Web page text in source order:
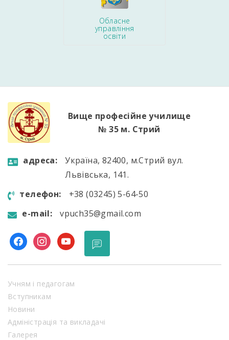
Обласне
управління
освіти
Вище професійне училище
№ 35 м. Стрий
aдресa:
Україна, 82400, м.Стрий вул.
Львівська, 141.
телефон:
+38 (03245) 5-64-50
e-mail:
vpuch35@gmail.com
facebookinstagram
youtube
Учням і педагогам
Вступникам
Новини
Адміністрація та викладачі
Галерея